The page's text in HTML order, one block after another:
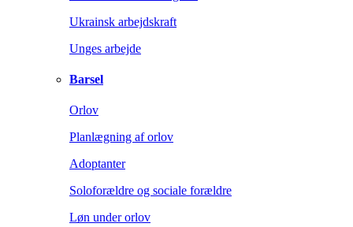
Ukrainsk arbejdskraft
Unges arbejde
Barsel
Orlov
Planlægning af orlov
Adoptanter
Soloforældre og sociale forældre
Løn under orlov